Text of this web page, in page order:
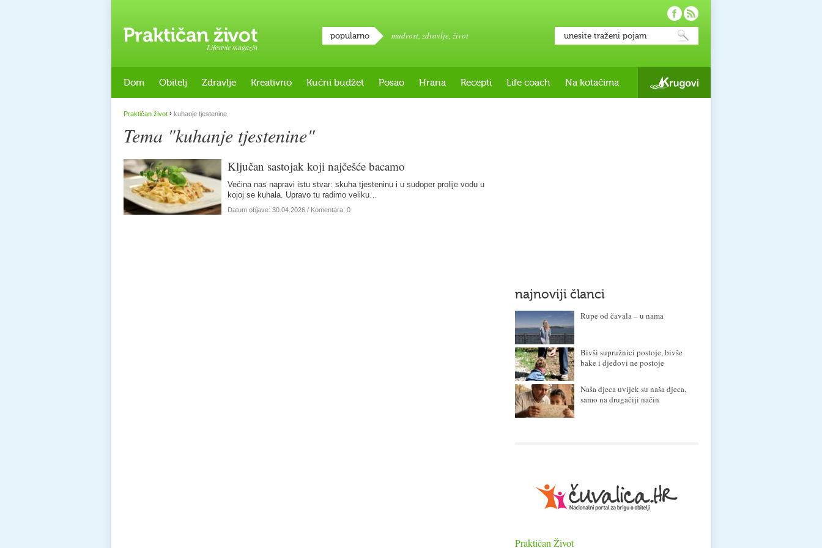
Lifestyle magazin
popularno mudrost, zdravlje, život
Dom Obitelj Zdravlje Kreativno Kućni budžet Posao Hrana Recepti Life coach Na kotačima
Praktičan život › kuhanje tjestenine
Tema "kuhanje tjestenine"
Ključan sastojak koji najčešće bacamo
Većina nas napravi istu stvar: skuha tjesteninu i u sudoper prolije vodu u
kojoj se kuhala. Upravo tu radimo veliku…
Datum objave: 30.04.2026 / Komentara: 0
najnoviji članci
Rupe od čavala – u nama
Bivši supružnici postoje, bivše
bake i djedovi ne postoje
Naša djeca uvijek su naša djeca,
samo na drugačiji način
Praktičan Život